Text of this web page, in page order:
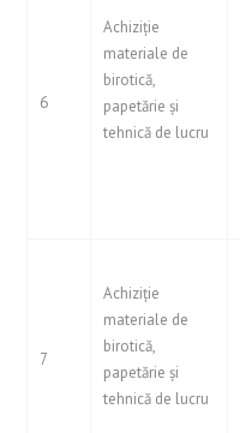
6
Achiziție
materiale de
birotică,
papetărie și
tehnică de lucru
7
Achiziție
materiale de
birotică,
papetărie și
tehnică de lucru